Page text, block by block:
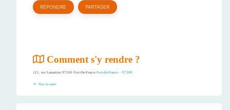
RÉPONDRE PARTAGER
Comment s'y rendre ?
121, rue Lamartine 97200 Fort-De-France Fort-de-France – 97200
Voir la carte